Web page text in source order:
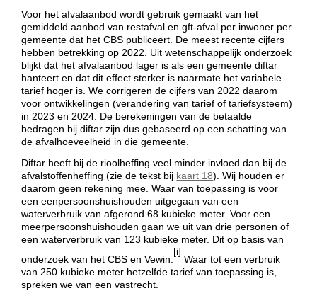
Voor het afvalaanbod wordt gebruik gemaakt van het
gemiddeld aanbod van restafval en gft-afval per inwoner per
gemeente dat het CBS publiceert. De meest recente cijfers
hebben betrekking op 2022. Uit wetenschappelijk onderzoek
blijkt dat het afvalaanbod lager is als een gemeente diftar
hanteert en dat dit effect sterker is naarmate het variabele
tarief hoger is. We corrigeren de cijfers van 2022 daarom
voor ontwikkelingen (verandering van tarief of tariefsysteem)
in 2023 en 2024. De berekeningen van de betaalde
bedragen bij diftar zijn dus gebaseerd op een schatting van
de afvalhoeveelheid in die gemeente.
Diftar heeft bij de rioolheffing veel minder invloed dan bij de
afvalstoffenheffing (zie de tekst bij kaart 18). Wij houden er
daarom geen rekening mee. Waar van toepassing is voor
een eenpersoonshuishouden uitgegaan van een
waterverbruik van afgerond 68 kubieke meter. Voor een
meerpersoonshuishouden gaan we uit van drie personen of
een waterverbruik van 123 kubieke meter. Dit op basis van
onderzoek van het CBS en Vewin.
[i]
Waar tot een verbruik
van 250 kubieke meter hetzelfde tarief van toepassing is,
spreken we van een vastrecht.